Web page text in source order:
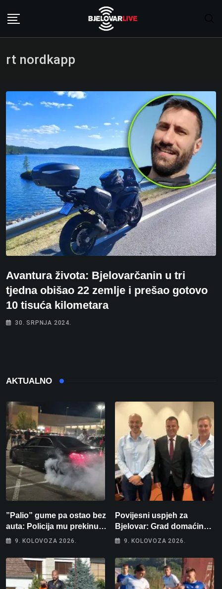
rt nordkapp
Avantura života: Bjelovarčanin u tri
tjedna obišao 22 zemlje i prešao gotovo
10 tisuća kilometara
30. SRPNJA 2024.
AKTUALNO
”Palio” gume pa ostao bez
auta: Policija mu prekinula
”show” na parkingu u
9. KOLOVOZA 2026.
Povijesni uspjeh za
Bjelovar: Grad domaćin
Europskog juniorskog
9. KOLOVOZA 2026.